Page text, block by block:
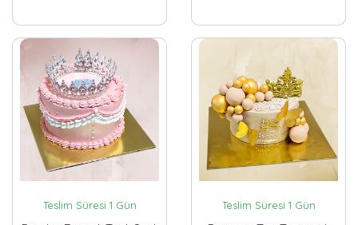
Teslim Süresi 1 Gün Teslim Süresi 1 Gün